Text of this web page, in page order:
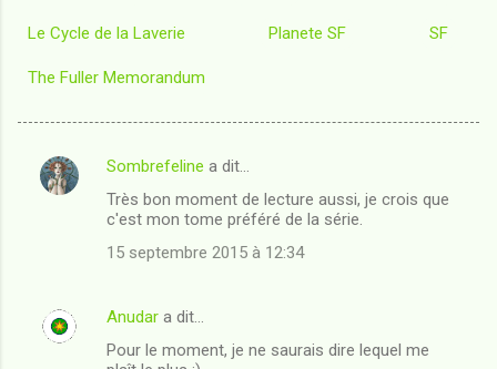
Le Cycle de la Laverie Planete SF SF
The Fuller Memorandum
C
n
Sombrefeline a dit…
Très bon moment de lecture aussi, je crois que
c'est mon tome préféré de la série.
15 septembre 2015 à 12:34
Anudar a dit…
Pour le moment, je ne saurais dire lequel me